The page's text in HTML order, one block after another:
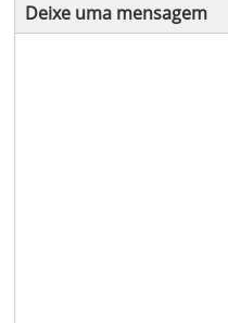
Deixe uma mensagem